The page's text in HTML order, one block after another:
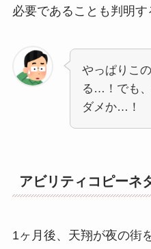
必要であることも判明す
やっぱりこ
る…！でも
ダメか…！
アビリティコピーネ
1ヶ月後、天翔が夜の街